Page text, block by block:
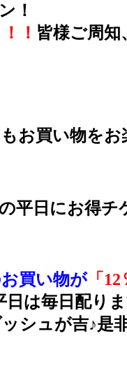
！
！ 皆様ご周
お買い物をお
平日にお得チ
買い物が「12
日は毎日配り
シュが吉♪是